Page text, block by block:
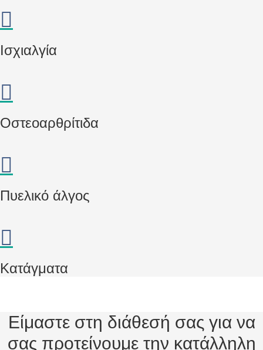
Ισχιαλγία
Οστεοαρθρίτιδα
Πυελικό άλγος
Κατάγματα
Είμαστε στη διάθεσή σας για να
σας προτείνουμε την κατάλληλη